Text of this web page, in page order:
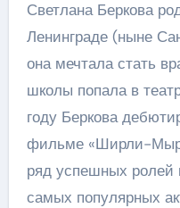
Светлана Беркова
Ленинграде (ныне
она мечтала стать
школы попала в
году Беркова
фильме «Ширли-
ряд успешных ролей
самых популярных